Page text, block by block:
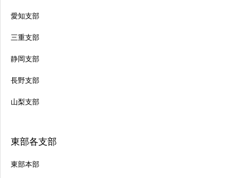
愛知支部
三重支部
静岡支部
長野支部
山梨支部
東部各支部
東部本部